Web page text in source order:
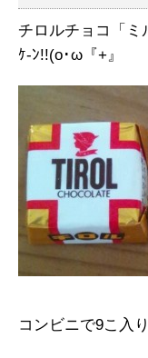
チロルチョコ「ミ
ｹ-ﾝ!!(o･ω『+』
コンビニで9こ入